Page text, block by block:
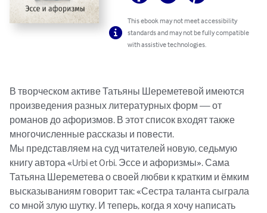
This ebook may not meet accessibility
standards and may not be fully compatible
with assistive technologies.
В творческом активе Татьяны Шереметевой имеются
произведения разных литературных форм — от
романов до афоризмов. В этот список входят также
многочисленные рассказы и повести.
Мы представляем на суд читателей новую, седьмую
книгу автора «Urbi et Orbi. Эссе и афоризмы». Сама
Татьяна Шереметева о своей любви к кратким и ёмким
высказываниям говорит так: «Сестра таланта сыграла
со мной злую шутку. И теперь, когда я хочу написать